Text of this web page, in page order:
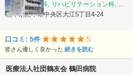
外科, 整形外科, リハビリテーション科, ...
熊本県熊本市中央区大江5丁目4-24
口コミ: 5件 5
皆さん優しく良かった 続きを読む
医療法人社団鶴友会 鶴田病院